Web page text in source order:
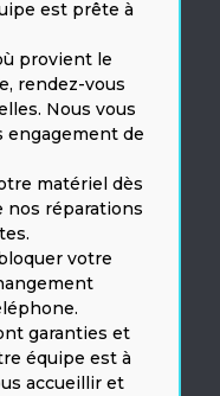
est prête à
provient le
rendez-vous
Nous vous
engagement de
matériel dès
nos réparations
votre
garanties et
équipe est à
accueillir et